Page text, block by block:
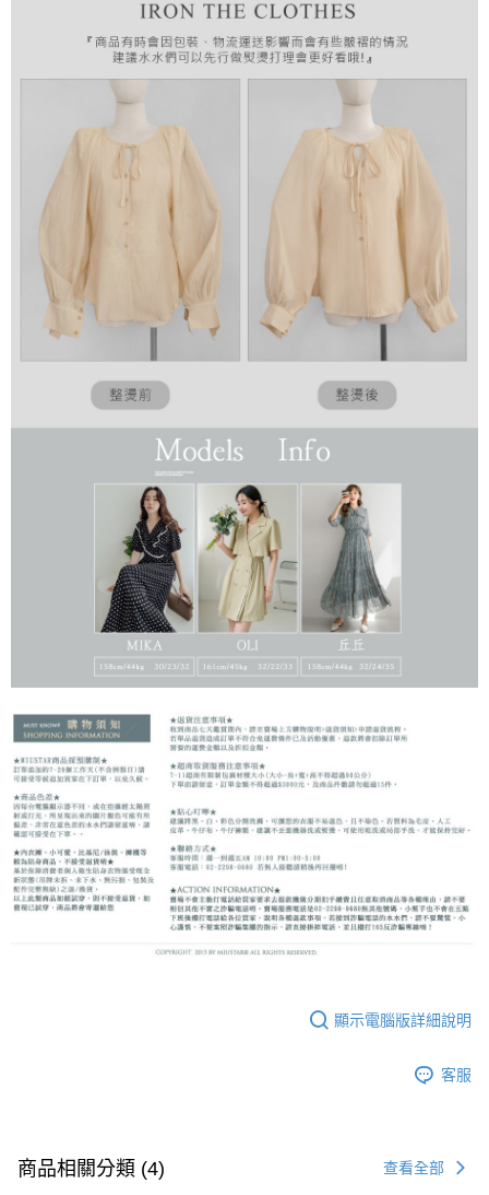
顯示電腦版詳細說明
客服
商品相關分類 (4) 查看全部